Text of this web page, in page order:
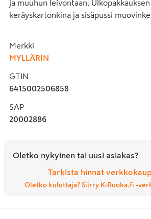
ja muuhun leivontaan.
keräyskartonkina ja sisäpussi
Merkki
MYLLÄRIN
GTIN
6415002506858
SAP
20002886
Oletko nykyinen tai uusi asiakas?
Tarkista hinnat
Oletko kuluttaja? Siirry K-Ruoka.fi -